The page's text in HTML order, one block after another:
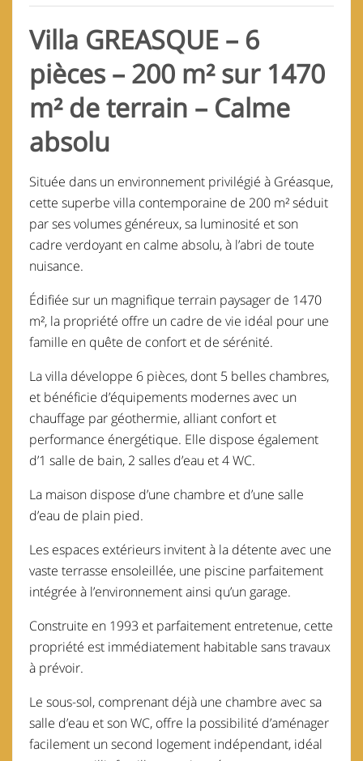
Villa GREASQUE – 6
pièces – 200 m² sur 1470
m² de terrain – Calme
absolu
Située dans un environnement privilégié à Gréasque,
cette superbe villa contemporaine de 200 m² séduit
par ses volumes généreux, sa luminosité et son
cadre verdoyant en calme absolu, à l’abri de toute
nuisance.
Édifiée sur un magnifique terrain paysager de 1470
m², la propriété offre un cadre de vie idéal pour une
famille en quête de confort et de sérénité.
La villa développe 6 pièces, dont 5 belles chambres,
et bénéficie d’équipements modernes avec un
chauffage par géothermie, alliant confort et
performance énergétique. Elle dispose également
d’1 salle de bain, 2 salles d’eau et 4 WC.
La maison dispose d’une chambre et d’une salle
d’eau de plain pied.
Les espaces extérieurs invitent à la détente avec une
vaste terrasse ensoleillée, une piscine parfaitement
intégrée à l’environnement ainsi qu’un garage.
Construite en 1993 et parfaitement entretenue, cette
propriété est immédiatement habitable sans travaux
à prévoir.
Le sous-sol, comprenant déjà une chambre avec sa
salle d’eau et son WC, offre la possibilité d’aménager
facilement un second logement indépendant, idéal